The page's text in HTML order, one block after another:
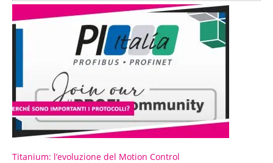
Titanium: l’evoluzione del Motion Control